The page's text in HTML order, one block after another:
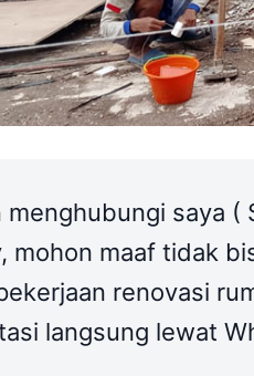
menghubungi saya
mohon maaf tidak
renovasi
langsung lewat